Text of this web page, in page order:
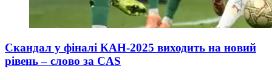
Скандал у фіналі КАН-2025 виходить на новий
рівень – слово за CAS